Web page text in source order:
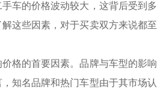
车的价格波动较大，这背后受到多
这些因素，对于买卖双方来说都至
格的首要因素。品牌与车型的影响
知名品牌和热门车型由于其市场认